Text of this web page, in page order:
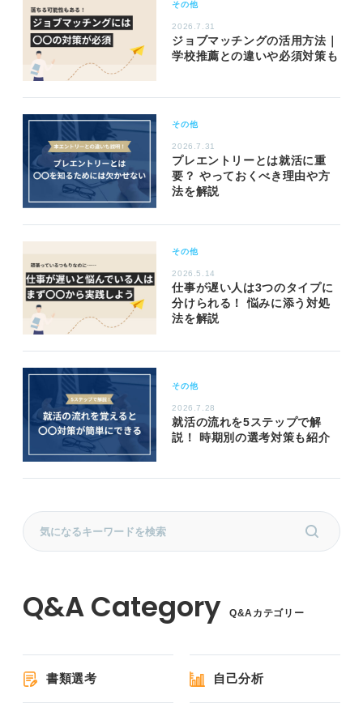
その他
2026.7.31
ジョブマッチングの活用方法｜
学校推薦との違いや必須対策も
その他
2026.7.31
プレエントリーとは就活に重
要？ やっておくべき理由や方
法を解説
その他
2026.5.14
仕事が遅い人は3つのタイプに
分けられる！ 悩みに添う対処
法を解説
その他
2026.7.28
就活の流れを5ステップで解
説！ 時期別の選考対策も紹介
Q&Aカテゴリー
書類選考 自己分析